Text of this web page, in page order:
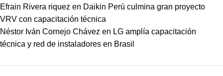
Efrain Rivera riquez en Daikin Perú culmina gran proyecto
VRV con capacitación técnica
Néstor Iván Cornejo Chávez en LG amplía capacitación
técnica y red de instaladores en Brasil